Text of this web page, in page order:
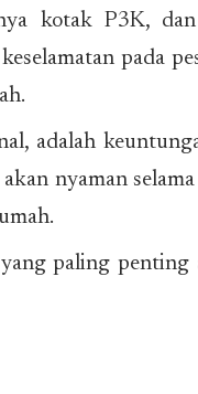
kotak P3K,
pada
adalah
nyaman
paling penting